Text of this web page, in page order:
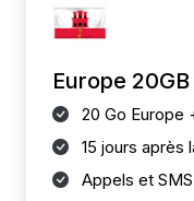
Europe
20 Go Europe
15 jours après
Appels et